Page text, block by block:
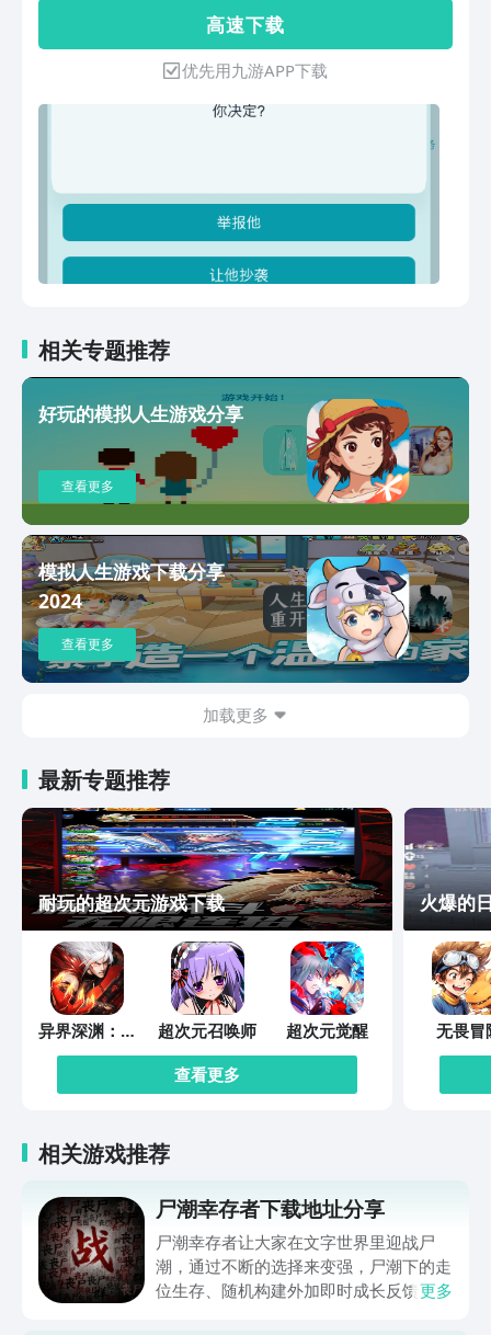
可能出生即携带疾病基因，然后英年早
逝！你也有可能出生寒门，但是你有一颗
不服输的心，经过你的努力成为一道富
豪！你也有可能出生在寒门，但是后面奇
一步登天！等等等等....只有你想不到，没
以从事各种各样的现实里面有的工作，当
然前提是你得有对应的条件～「 考研、
考博也是游戏必备元素 」在这里你可以
弥补你在现实里面没有考上的的大学！
还有各种随机事件让你惊喜不断！....更多
内容开发者kakaku就不一一介绍了，～
～欢迎大家预约本游戏；
高 速 下 载
优先用九游APP下载
相关专题推荐
好玩的模拟人生游戏分享
查看更多
模拟人生游戏下载分享
2024
查看更多
加载更多
最新专题推荐
耐玩的超次元游戏下载
异界深渊：觉
醒
超次元召唤师
超次元觉醒
查看更多
火爆的
无畏冒
相关游戏推荐
尸潮幸存者下载地址分享
尸潮幸存者让大家在文字世界里迎战尸
潮，通过不断的选择来变强，尸潮下的走
位生存、随机构建外加即时成长反馈，让
更多